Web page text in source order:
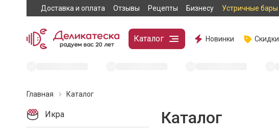
Доставка и оплата Отзывы Рецепты Бизнесу Устричные бары
Каталог Новинки Скидки
Главная Каталог
Икра Каталог